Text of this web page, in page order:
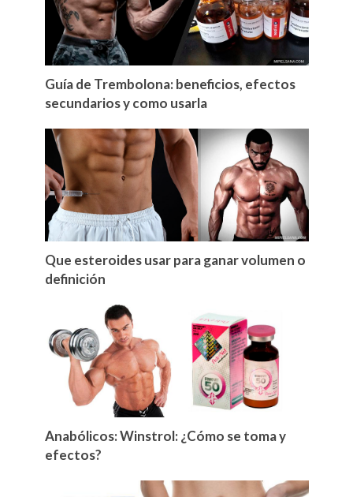
Guía de Trembolona: beneficios, efectos
secundarios y como usarla
Que esteroides usar para ganar volumen o
definición
Anabólicos: Winstrol: ¿Cómo se toma y
efectos?